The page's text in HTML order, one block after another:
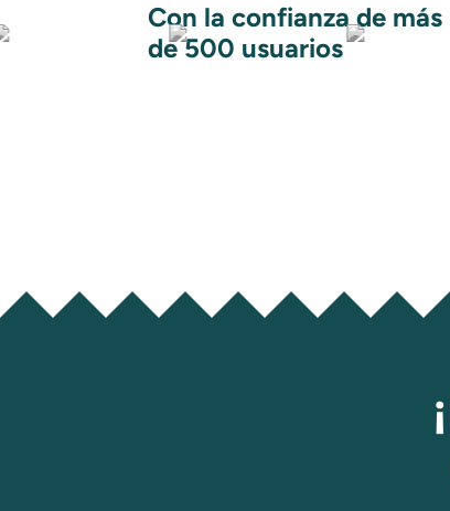
Con la confianza de más
de 500 usuarios